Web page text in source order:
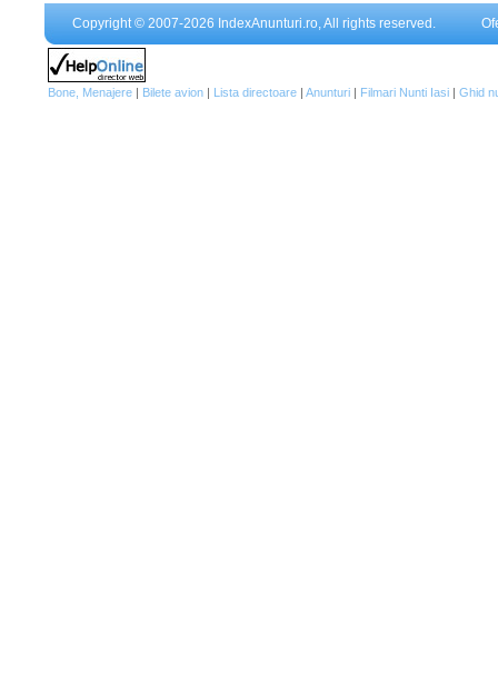
Copyright © 2007-2026 IndexAnunturi.ro, All rights reserved.
Bone, Menajere | Bilete avion | Lista directoare | Anunturi | Filmari Nunti Iasi | Ghid